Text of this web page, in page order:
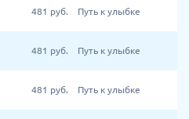
481 руб. Путь к улыбке
481 руб. Путь к улыбке
481 руб. Путь к улыбке